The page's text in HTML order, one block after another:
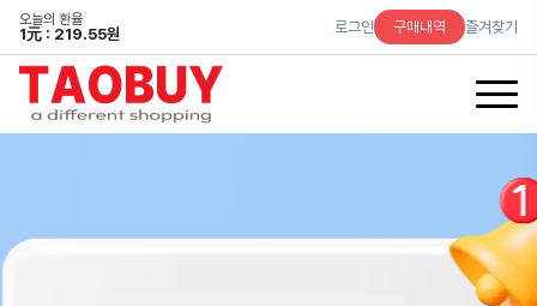
오늘의 환율
1元 : 219.55원 로그인 구매내역 즐겨찾기